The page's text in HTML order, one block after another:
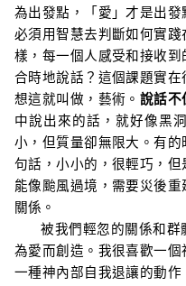
為出發點，「愛」才是出
必須用智慧去判斷如何實
樣，每一個人感受和接收
合時地說話？這個課題實
想這就叫做，藝術。 說話不
中說出來的話，就好像黑
小，但質量卻無限大。有的
句話，小小的，很輕巧，
能像颱風過境，需要災後
關係。
被我們輕忽的關係和群
為愛而創造。我很喜歡一
一種神內部自我退讓的動